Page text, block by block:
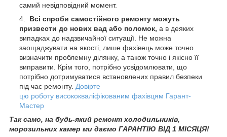
самий невідповідний момент.
Всі спроби самостійного ремонту можуть
призвести до нових вад або поломок, а в деяких
випадках до надзвичайної ситуації. Не можна
заощаджувати на якості, лише фахівець може точно
визначити проблемну ділянку, а також точно і якісно її
виправити. Крім того, потрібно усвідомлювати, що
потрібно дотримуватися встановлених правил безпеки
під час ремонту. Довірте
цю роботу висококваліфікованим фахівцям Гарант-
Мастер
Так само, на будь-який ремонт холодильників,
морозильних камер ми даємо ГАРАНТІЮ ВІД 1 МІСЯЦЯ!